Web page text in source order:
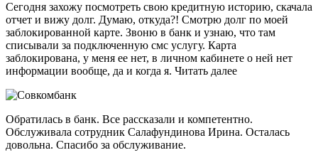
Сегодня захожу посмотреть свою кредитную историю, скачала
отчет и вижу долг. Думаю, откуда?! Смотрю долг по моей
заблокированной карте. Звоню в банк и узнаю, что там
списывали за подключенную смс услугу. Карта
заблокирована, у меня ее нет, в личном кабинете о ней нет
информации вообще, да и когда я. Читать далее
Обратилась в банк. Все рассказали и компетентно.
Обслуживала сотрудник Салафундинова Ирина. Осталась
довольна. Спасибо за обслуживание.